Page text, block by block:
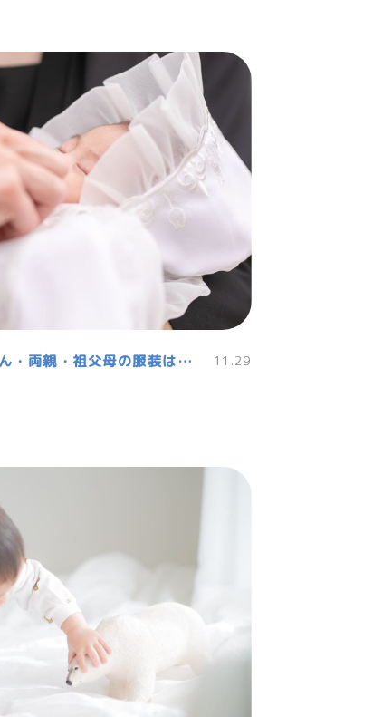
お宮参りはいつする？赤ちゃん・両親・祖父母の服装は？NGコーデも確認 11.29